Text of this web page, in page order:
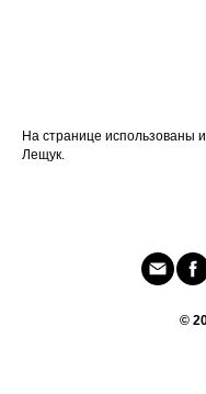
На странице
Лещук.
©